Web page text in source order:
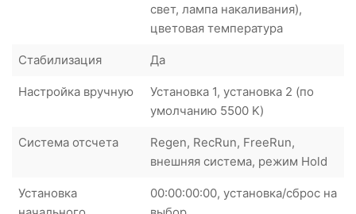
свет, лампа накаливания),
цветовая температура
Cтабилизация Да
Настройка вручную
Установка 1, установка 2 (по
умолчанию 5500 K)
Система отсчета
Regen, RecRun, FreeRun,
внешняя система, режим Hold
Установка
00:00:00:00, установка/сброс на